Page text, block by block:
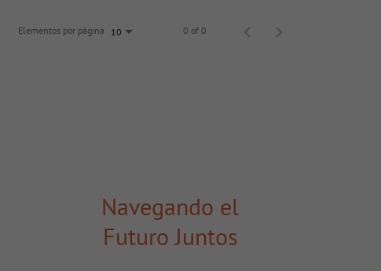
Elementos por página 10 0 of 0
Navegando el
Futuro Juntos